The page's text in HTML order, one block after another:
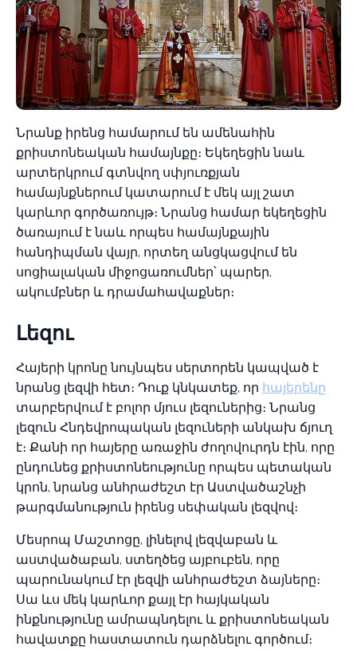
Նրանք իրենց համարում են ամենահին
քրիստոնեական համայնքը։ Եկեղեցին նաև
արտերկրում գտնվող սփյուռքյան
համայնքներում կատարում է մեկ այլ շատ
կարևոր գործառույթ։ Նրանց համար եկեղեցին
ծառայում է նաև որպես համայնքային
հանդիպման վայր, որտեղ անցկացվում են
սոցիալական միջոցառումներ՝ պարեր,
ակումբներ և դրամահավաքներ։
Լեզու
Հայերի կրոնը նույնպես սերտորեն կապված է
նրանց լեզվի հետ։ Դուք կնկատեք, որ հայերենը
տարբերվում է բոլոր մյուս լեզուներից։ Նրանց
լեզուն Հնդեվրոպական լեզուների անկախ ճյուղ
է։ Քանի որ հայերը առաջին ժողովուրդն էին, որը
ընդունեց քրիստոնեությունը որպես պետական
կրոն, նրանց անհրաժեշտ էր Աստվածաշնչի
թարգմանություն իրենց սեփական լեզվով։
Մեսրոպ Մաշտոցը, լինելով լեզվաբան և
աստվածաբան, ստեղծեց այբուբեն, որը
պարունակում էր լեզվի անհրաժեշտ ձայները։
Սա ևս մեկ կարևոր քայլ էր հայկական
ինքնությունը ամրապնդելու և քրիստոնեական
հավատքը հաստատուն դարձնելու գործում։